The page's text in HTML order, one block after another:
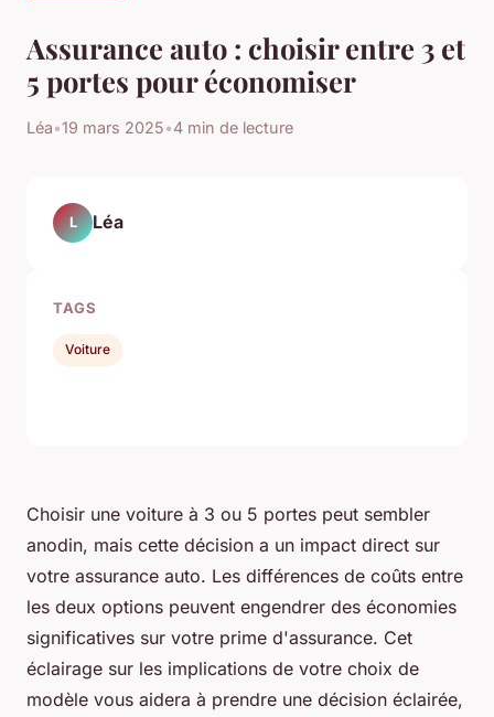
Assurance auto : choisir entre 3 et
5 portes pour économiser
Léa•19 mars 2025•4 min de lecture
Choisir une voiture à 3 ou 5 portes peut sembler
anodin, mais cette décision a un impact direct sur
votre assurance auto. Les différences de coûts entre
les deux options peuvent engendrer des économies
significatives sur votre prime d'assurance. Cet
éclairage sur les implications de votre choix de
modèle vous aidera à prendre une décision éclairée,
L Léa
TAGS
Voiture